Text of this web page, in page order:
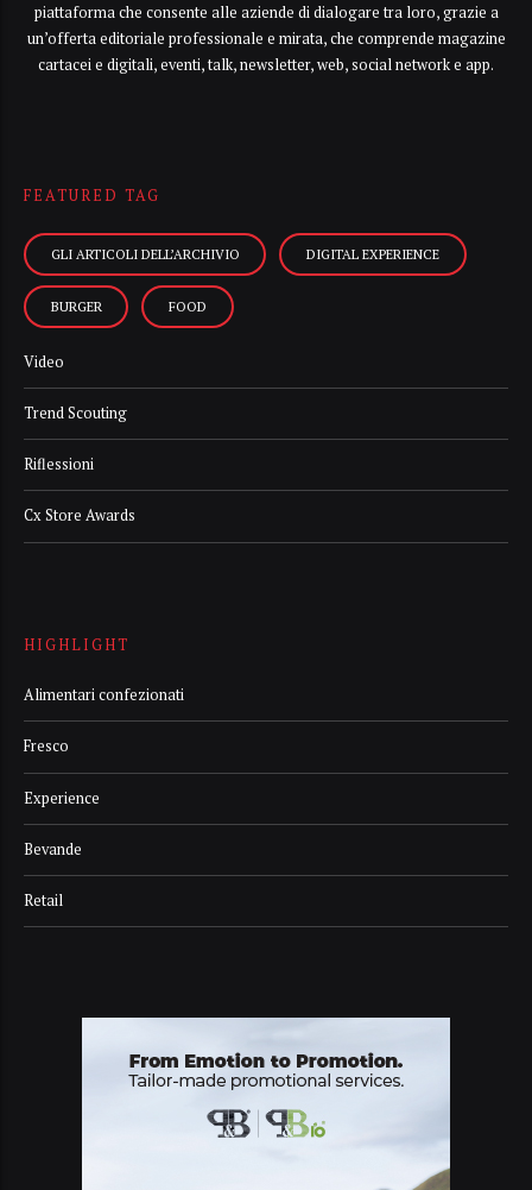
piattaforma che consente alle aziende di dialogare tra loro, grazie a
un’offerta editoriale professionale e mirata, che comprende magazine
cartacei e digitali, eventi, talk, newsletter, web, social network e app.
FEATURED TAG
GLI ARTICOLI DELL’ARCHIVIO DIGITAL EXPERIENCE
BURGER FOOD
Video
Trend Scouting
Riflessioni
Cx Store Awards
HIGHLIGHT
Alimentari confezionati
Fresco
Experience
Bevande
Retail